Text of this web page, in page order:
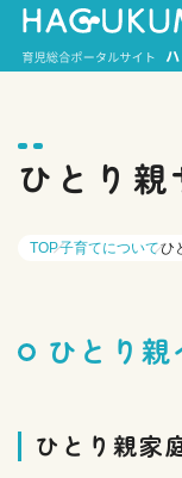
ひとり親
TOP子育てについてひ
ひとり親
ひとり親家